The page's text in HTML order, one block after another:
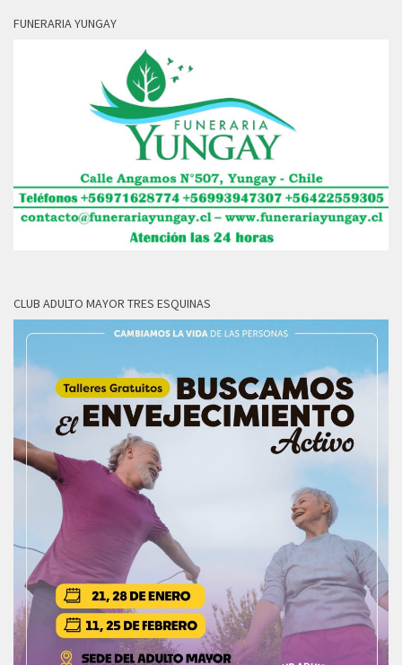
FUNERARIA YUNGAY
CLUB ADULTO MAYOR TRES ESQUINAS